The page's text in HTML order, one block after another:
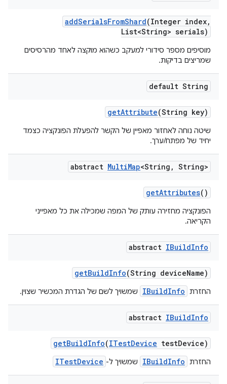
addSerialsFromShard(Integer index,
List<String> serials)
מוסיפים מספר סידורי למעקב כשהוא מוקצה לאחד מהרסיסים
שמריצים בדיקות.
default String
getAttribute(String key)
שיטה נוחה לאחזור מאפיין של הקשר להפעלת הפונקציה כצמד
יחיד של מפתח/ערך.
abstract MultiMap<String , String>
getAttributes()
הפונקציה מחזירה עותק של המפה שמכילה את כל מאפייני
הקריאה.
abstract IBuildInfo
getBuildInfo(String deviceName)
החזרת IBuildInfo שמשויך לשם של הגדרת המכשיר שצוין.
abstract IBuildInfo
getBuildInfo(ITestDevice testDevice)
החזרת IBuildInfo שמשויך ל- ITestDevice